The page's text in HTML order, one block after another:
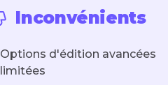
Inconvénients
Options d'édition avancées
limitées